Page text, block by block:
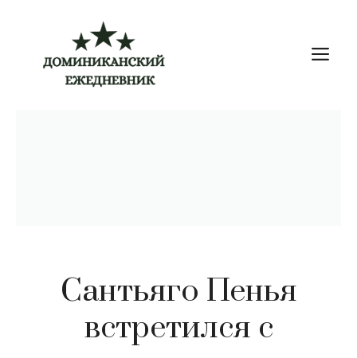
содержимому
Сантьяго Пенья
встретился с